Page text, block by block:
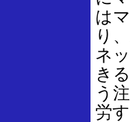
は
り
ネ
き
う
労